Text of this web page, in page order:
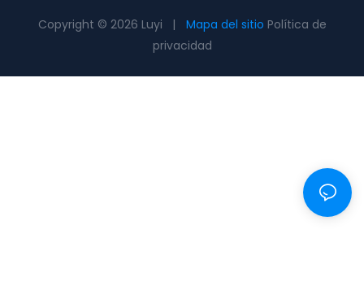
Copyright © 2026 Luyi | Mapa del sitio Política de
privacidad